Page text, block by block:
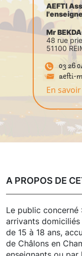
AEFTI
Mr
48 rue
51100
03 26
aefti-
En
A PROPOS DE
Le public concerné
arrivants
de 15 à 18 ans,
de Châlons en